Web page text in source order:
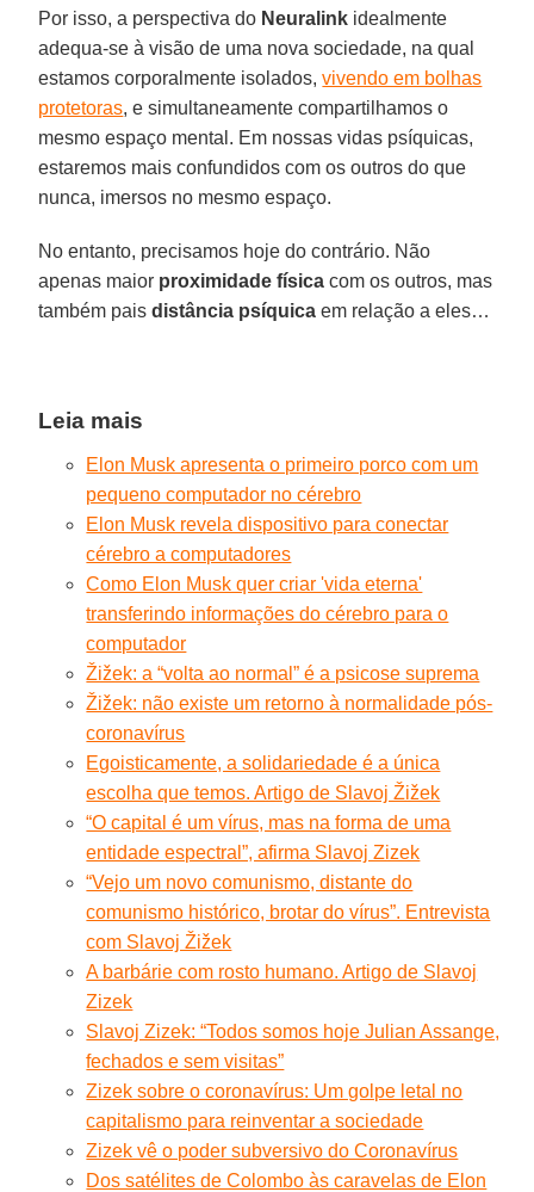
Por isso, a perspectiva do Neuralink idealmente
adequa-se à visão de uma nova sociedade, na qual
estamos corporalmente isolados, vivendo em bolhas
protetoras, e simultaneamente compartilhamos o
mesmo espaço mental. Em nossas vidas psíquicas,
estaremos mais confundidos com os outros do que
nunca, imersos no mesmo espaço.
No entanto, precisamos hoje do contrário. Não
apenas maior proximidade física com os outros, mas
também paisdistância psíquica em relação a eles…
Leia mais
Elon Musk apresenta o primeiro porco com um
pequeno computador no cérebro
Elon Musk revela dispositivo para conectar
cérebro a computadores
Como Elon Musk quer criar 'vida eterna'
transferindo informações do cérebro para o
computador
Žižek: a “volta ao normal” é a psicose suprema
Žižek: não existe um retorno à normalidade pós-
coronavírus
Egoisticamente, a solidariedade é a única
escolha que temos. Artigo de Slavoj Žižek
“O capital é um vírus, mas na forma de uma
entidade espectral”, afirma Slavoj Zizek
“Vejo um novo comunismo, distante do
comunismo histórico, brotar do vírus”. Entrevista
com Slavoj Žižek
A barbárie com rosto humano. Artigo de Slavoj
Zizek
Slavoj Zizek: “Todos somos hoje Julian Assange,
fechados e sem visitas”
Zizek sobre o coronavírus: Um golpe letal no
capitalismo para reinventar a sociedade
Zizek vê o poder subversivo do Coronavírus
Dos satélites de Colombo às caravelas de Elon